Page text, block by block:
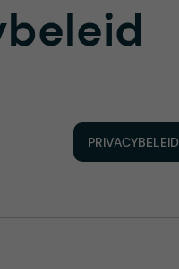
PRIVACYBELEID